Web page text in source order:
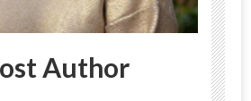
Author